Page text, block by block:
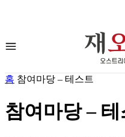
홈 참여마당 – 테스트
참여마당 –